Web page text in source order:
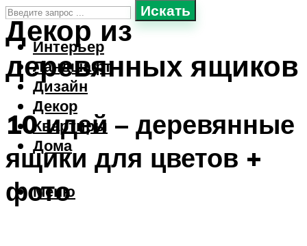
Искать
Интерьер
Ландшафт
Дизайн
Декор
Квартиры
Дома
Меню
Декор из
деревянных ящиков
10 идей – деревянные
ящики для цветов +
фото